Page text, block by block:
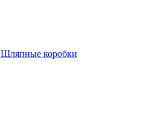
Шляпные коробки